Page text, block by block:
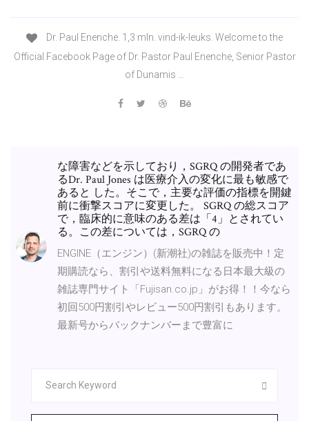
Dr. Paul Enenche. 1,3 mln. vind-ik-leuks. Welcome to the
Official Facebook Page of Dr. Pastor Paul Enenche, Senior Pastor
of Dunamis …
な障害などを示しており，SGRQ の開発者であ
るDr. Paul Jones は医療介入の変化に最も敏感で
あると した。そこで，主要な評価の指標を開鍵
前に衝撃スコアに変更した。 SGRQ の総スコア
で，臨床的に意味のある差は「4」とされてい
る。この差については，SGRQ の
ENGINE（エンジン）(新潮社)の雑誌を販売中！定
期購読なら、割引や送料無料になる日本最大級の
雑誌専門サイト「Fujisan.co.jp」がお得！！今なら
初回500円割引やレビュー500円割引もあります。
最新号からバックナンバーまで豊富に